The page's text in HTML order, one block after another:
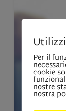
Per il
cookie
nostre
nostra